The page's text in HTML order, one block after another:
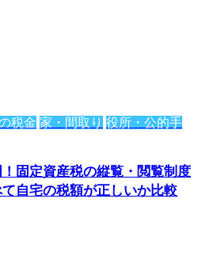
税金 家・間取り 役所・公的手
固定資産税の縦覧・閲覧制度
自宅の税額が正しいか比較